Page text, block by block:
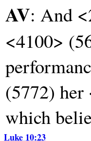
AV: And
<4100>
(5772)
which
Luke 10:23